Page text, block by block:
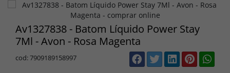
Av1327838 - Batom Líquido Power Stay
7Ml - Avon - Rosa Magenta
cod: 7909189158997